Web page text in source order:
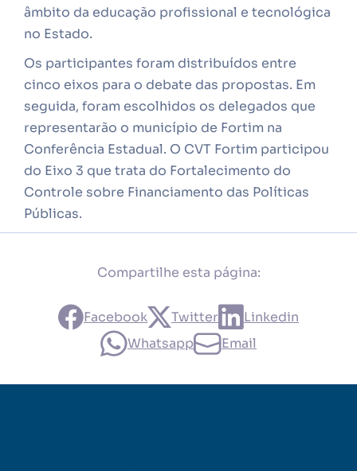
âmbito da educação profissional e tecnológica
no Estado.
Os participantes foram distribuídos entre
cinco eixos para o debate das propostas. Em
seguida, foram escolhidos os delegados que
representarão o município de Fortim na
Conferência Estadual. O CVT Fortim participou
do Eixo 3 que trata do Fortalecimento do
Controle sobre Financiamento das Políticas
Públicas.
Compartilhe esta página:
Facebook Twitter
Linkedin
Whatsapp
Email